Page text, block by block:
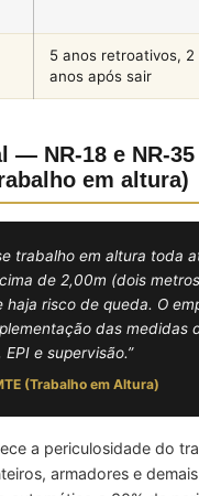
5 anos retroativos, 2
anos após sair
— NR-18 e NR-
em altura)
trabalho em altura toda
de 2,00m (dois
haja risco de queda. O
das medidas
e supervisão.”
(Trabalho em Altura)
a periculosidade do
armadores e